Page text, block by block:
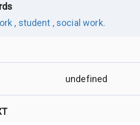
, student ,social work.
undefined